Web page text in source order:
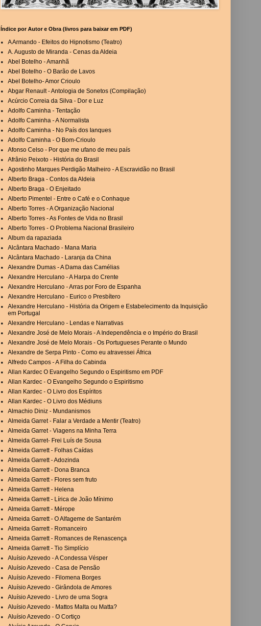
Índice por Autor e Obra (livros para baixar em PDF)
A Armando - Efeitos do Hipnotismo (Teatro)
A. Augusto de Miranda - Cenas da Aldeia
Abel Botelho - Amanhã
Abel Botelho - O Barão de Lavos
Abel Botelho- Amor Crioulo
Abgar Renault - Antologia de Sonetos (Compilação)
Acúrcio Correia da Silva - Dor e Luz
Adolfo Caminha - Tentação
Adolfo Caminha - A Normalista
Adolfo Caminha - No País dos Ianques
Adolfo Caminha - O Bom-Crioulo
Afonso Celso - Por que me ufano de meu país
Afrânio Peixoto - História do Brasil
Agostinho Marques Perdigão Malheiro - A Escravidão no Brasil
Alberto Braga - Contos da Aldeia
Alberto Braga - O Enjeitado
Alberto Pimentel - Entre o Café e o Conhaque
Alberto Torres - A Organização Nacional
Alberto Torres - As Fontes de Vida no Brasil
Alberto Torres - O Problema Nacional Brasileiro
Album da rapaziada
Alcântara Machado - Mana Maria
Alcântara Machado - Laranja da China
Alexandre Dumas - A Dama das Camélias
Alexandre Herculano - A Harpa do Crente
Alexandre Herculano - Arras por Foro de Espanha
Alexandre Herculano - Eurico o Presbítero
Alexandre Herculano - História da Origem e Estabelecimento da Inquisição
em Portugal
Alexandre Herculano - Lendas e Narrativas
Alexandre José de Melo Morais - A Independência e o Império do Brasil
Alexandre José de Melo Morais - Os Portugueses Perante o Mundo
Alexandre de Serpa Pinto - Como eu atravessei África
Alfredo Campos - A Filha do Cabinda
Allan Kardec O Evangelho Segundo o Espiritismo em PDF
Allan Kardec - O Evangelho Segundo o Espiritismo
Allan Kardec - O Livro dos Espíritos
Allan Kardec - O Livro dos Médiuns
Almachio Diniz - Mundanismos
Almeida Garret - Falar a Verdade a Mentir (Teatro)
Almeida Garret - Viagens na Minha Terra
Almeida Garret- Frei Luís de Sousa
Almeida Garrett - Folhas Caídas
Almeida Garrett - Adozinda
Almeida Garrett - Dona Branca
Almeida Garrett - Flores sem fruto
Almeida Garrett - Helena
Almeida Garrett - Lírica de João Mínimo
Almeida Garrett - Mérope
Almeida Garrett - O Alfageme de Santarém
Almeida Garrett - Romanceiro
Almeida Garrett - Romances de Renascença
Almeida Garrett - Tio Simplício
Aluísio Azevedo - A Condessa Vésper
Aluísio Azevedo - Casa de Pensão
Aluísio Azevedo - Filomena Borges
Aluísio Azevedo - Girândola de Amores
Aluísio Azevedo - Livro de uma Sogra
Aluísio Azevedo - Mattos Malta ou Matta?
Aluísio Azevedo - O Cortiço